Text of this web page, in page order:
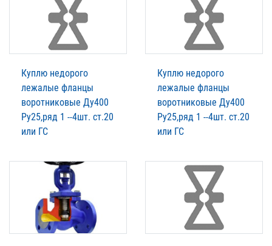
Куплю недорого
лежалые фланцы
воротниковые Ду400
Ру25,ряд 1 --4шт. ст.20
или ГС
Куплю недорого
лежалые фланцы
воротниковые Ду400
Ру25,ряд 1 --4шт. ст.20
или ГС